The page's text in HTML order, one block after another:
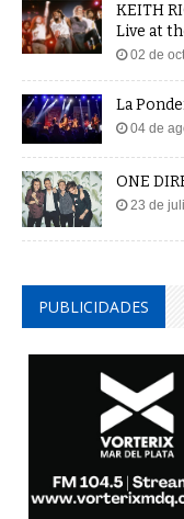
KEITH
Live at
02 de
La
04 de
ONE
23 de
PUBLICIDADES